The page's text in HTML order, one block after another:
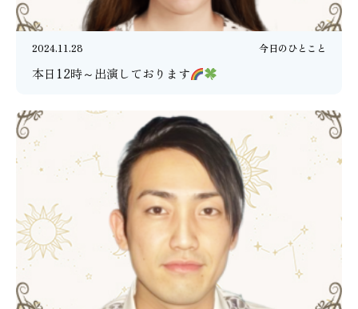
2024.11.28 今日のひとこと
本日12時～出演しております